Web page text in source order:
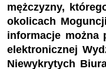
mężczyzny,
okolicach
informacje można
elektronicznej
Niewykrytych